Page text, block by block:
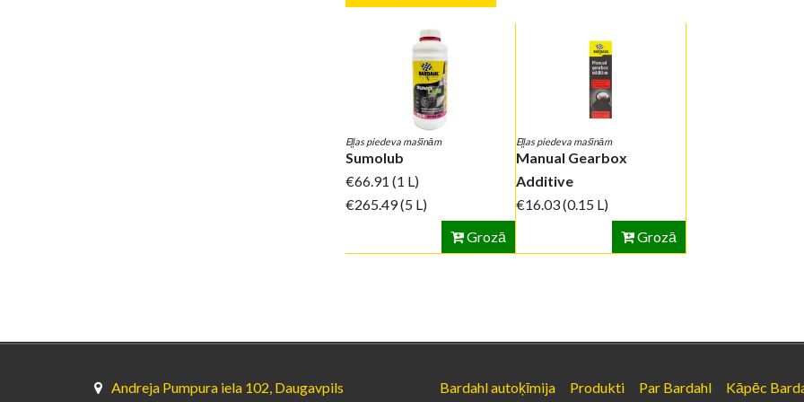
Eļļas piedeva mašīnām
Sumolub
€66.91 (1 L)
€265.49(5 L)
Grozā
Eļļas piedeva mašīnām
Manual Gearbox
Additive
€16.03(0.15 L)
Grozā
Andreja Pumpura iela 102, Daugavpils Bardahl autoķīmija Produkti Par Bardahl Kāpēc